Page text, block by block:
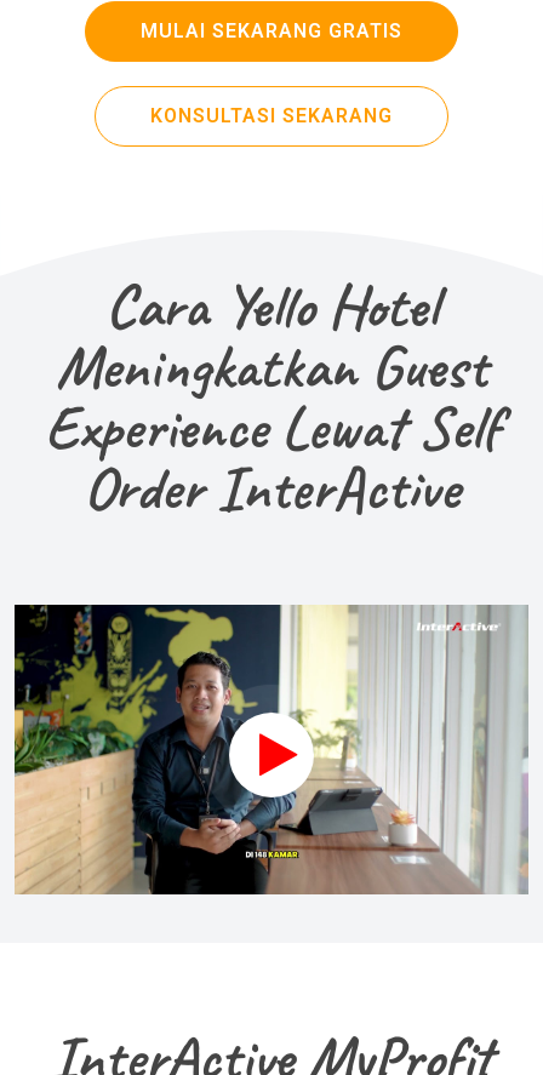
MULAI SEKARANG GRATIS
KONSULTASI SEKARANG
Cara Yello Hotel
Meningkatkan Guest
Experience Lewat Self
Order InterActive
InterActive MyProfit